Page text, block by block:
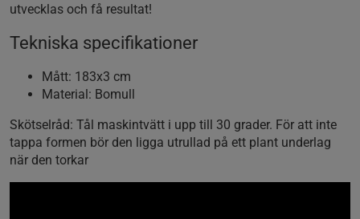
utvecklas och få resultat!
Tekniska specifikationer
Mått: 183x3 cm
Material: Bomull
Skötselråd: Tål maskintvätt i upp till 30 grader. För att inte
tappa formen bör den ligga utrullad på ett plant underlag
när den torkar